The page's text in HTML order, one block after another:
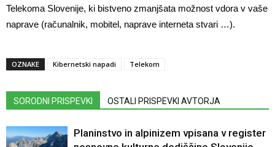
Telekoma Slovenije, ki bistveno zmanjšata možnost vdora v vaše
naprave (računalnik, mobitel, naprave interneta stvari …).
OZNAKE Kibernetski napadi Telekom
SORODNI PRISPEVKI OSTALI PRISPEVKI AVTORJA
Planinstvo in alpinizem vpisana v register